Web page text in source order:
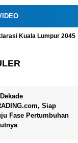
Kuala Lumpur 2045
Siap
Fase Pertumbuhan